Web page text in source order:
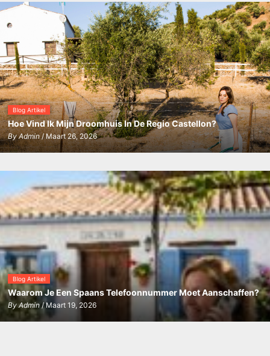
Blog Artikel
Hoe Vind Ik Mijn Droomhuis In De Regio Castellon?
ByAdmin/ Maart 26, 2026
Blog Artikel
Waarom Je Een Spaans Telefoonnummer Moet Aanschaffen?
By Admin/ Maart 19, 2026